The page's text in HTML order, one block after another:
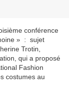
conférence
» : sujet
Trotin,
qui a proposé
Fashion
costumes au